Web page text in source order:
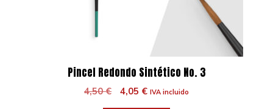
Pincel Redondo Sintético No. 3
4,50€
El
4,05 €ElIVA incluido